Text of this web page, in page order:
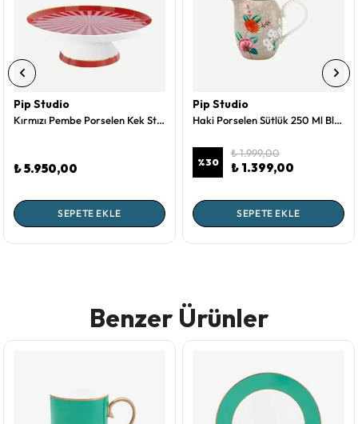
Pip Studio
Kırmızı Pembe Porselen Kek Standı 24 Cm Love Birds Collection by Pip Studio
₺ 5.950,00
SEPETE EKLE
Pip Studio
Haki Porselen Sütlük 250 Ml Blushing Birds Collection by Pip Studio
%30
₺ 1.999,00
₺ 1.399,00
SEPETE EKLE
Benzer Ürünler